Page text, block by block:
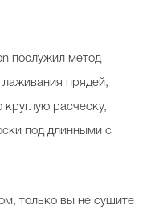
послужил метод
прядей,
круглую расческу,
под длинными с
только вы не сушите